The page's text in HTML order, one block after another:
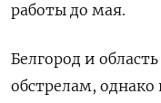
работы до мая.
Белгород и
обстрелам,